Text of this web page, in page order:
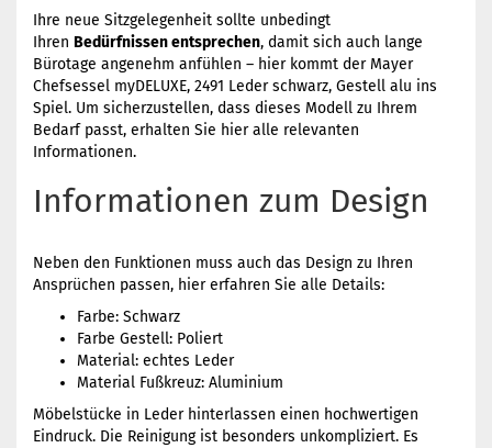
Ihre neue Sitzgelegenheit sollte unbedingt
Ihren Bedürfnissen entsprechen, damit sich auch lange
Bürotage angenehm anfühlen – hier kommt der Mayer
Chefsessel myDELUXE, 2491 Leder schwarz, Gestell alu ins
Spiel. Um sicherzustellen, dass dieses Modell zu Ihrem
Bedarf passt, erhalten Sie hier alle relevanten
Informationen.
Informationen zum Design
Neben den Funktionen muss auch das Design zu Ihren
Ansprüchen passen, hier erfahren Sie alle Details:
Farbe: Schwarz
Farbe Gestell: Poliert
Material: echtes Leder
Material Fußkreuz: Aluminium
Möbelstücke in Leder hinterlassen einen hochwertigen
Eindruck. Die Reinigung ist besonders unkompliziert. Es